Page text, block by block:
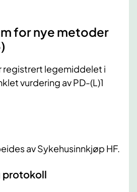
for nye metoder
registrert legemiddelet i
vurdering av PD-(L)1
av Sykehusinnkjøp HF.
protokoll